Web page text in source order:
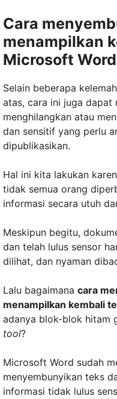
Cara
menampilkan
Microsoft Word
Selain beberapa
atas, cara ini juga dapat
menghilangkan atau
dan sensitif yang perlu
dipublikasikan.
Hal ini kita lakukan
tidak semua orang
informasi secara utuh
Meskipun begitu,
dan telah lulus sensor
dilihat, dan nyaman
Lalu bagaimana cara
menampilkan kembali
adanya blok-blok hitam
tool?
Microsoft Word sudah
menyembunyikan teks
informasi tidak lulus